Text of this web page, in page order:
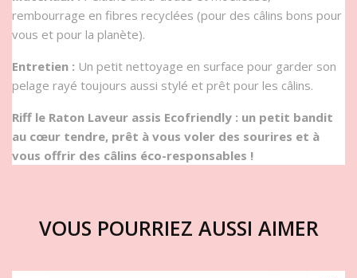
rembourrage en fibres recyclées (pour des câlins bons pour
vous et pour la planète).
Entretien : Un petit nettoyage en surface pour garder son
pelage rayé toujours aussi stylé et prêt pour les câlins.
Riff le Raton Laveur assis Ecofriendly : un petit bandit
au cœur tendre, prêt à vous voler des sourires et à
vous offrir des câlins éco-responsables !
VOUS POURRIEZ AUSSI AIMER